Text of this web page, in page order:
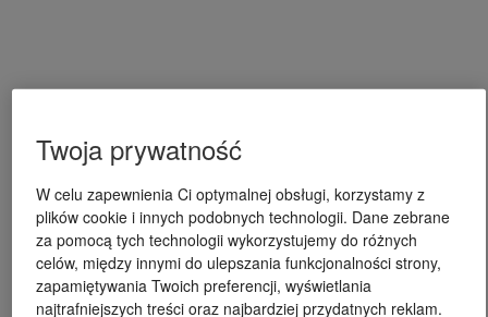
Twoja prywatność
W celu zapewnienia Ci optymalnej obsługi, korzystamy z
plików cookie i innych podobnych technologii. Dane zebrane
za pomocą tych technologii wykorzystujemy do różnych
celów, między innymi do ulepszania funkcjonalności strony,
zapamiętywania Twoich preferencji, wyświetlania
najtrafniejszych treści oraz najbardziej przydatnych reklam.